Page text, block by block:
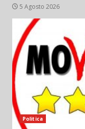
5 Agosto 2026
Politica